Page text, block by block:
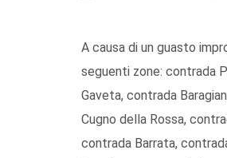
A causa di un guasto
seguenti zone: contrada
Gaveta, contrada
Cugno della Rossa,
contrada Barrata,